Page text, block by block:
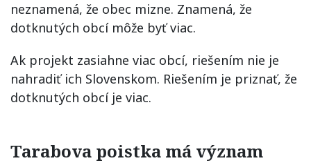
neznamená, že obec mizne. Znamená, že
dotknutých obcí môže byť viac.
Ak projekt zasiahne viac obcí, riešením nie je
nahradiť ich Slovenskom. Riešením je priznať, že
dotknutých obcí je viac.
Tarabova poistka má význam